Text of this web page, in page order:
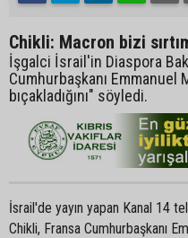
Chikli: Macron bizi
İşgalci İsrail'in Diaspora
Cumhurbaşkanı Emmanuel
bıçakladığını" söyledi.
İsrail'de yayın yapan Kanal 14
Chikli, Fransa Cumhurbaşkanı